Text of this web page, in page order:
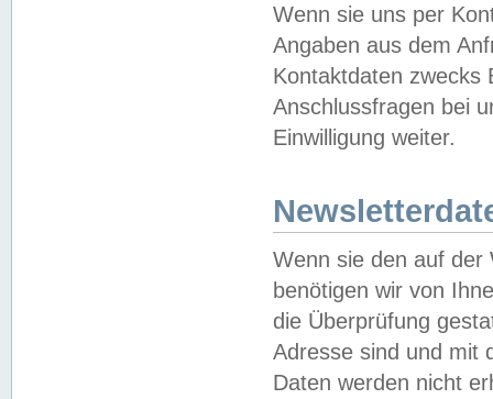
Wenn sie uns per
Angaben aus dem
Kontaktdaten zwecks
Anschlussfragen bei
Einwilligung weiter.
Wenn sie den auf der
benötigen wir von
die Überprüfung
Adresse sind und mit
Daten werden nicht